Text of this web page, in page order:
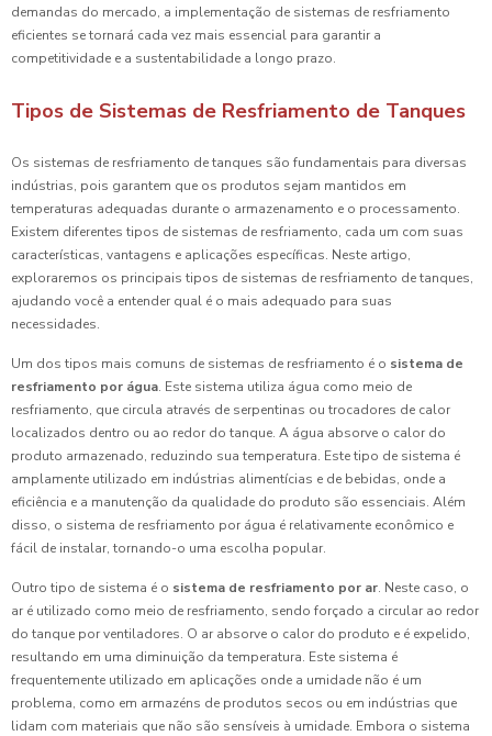
demandas do mercado, a implementação de sistemas de resfriamento
eficientes se tornará cada vez mais essencial para garantir a
competitividade e a sustentabilidade a longo prazo.
Tipos de Sistemas de Resfriamento de Tanques
Os sistemas de resfriamento de tanques são fundamentais para diversas
indústrias, pois garantem que os produtos sejam mantidos em
temperaturas adequadas durante o armazenamento e o processamento.
Existem diferentes tipos de sistemas de resfriamento, cada um com suas
características, vantagens e aplicações específicas. Neste artigo,
exploraremos os principais tipos de sistemas de resfriamento de tanques,
ajudando você a entender qual é o mais adequado para suas
necessidades.
Um dos tipos mais comuns de sistemas de resfriamento é o sistema de
resfriamento por água. Este sistema utiliza água como meio de
resfriamento, que circula através de serpentinas ou trocadores de calor
localizados dentro ou ao redor do tanque. A água absorve o calor do
produto armazenado, reduzindo sua temperatura. Este tipo de sistema é
amplamente utilizado em indústrias alimentícias e de bebidas, onde a
eficiência e a manutenção da qualidade do produto são essenciais. Além
disso, o sistema de resfriamento por água é relativamente econômico e
fácil de instalar, tornando-o uma escolha popular.
Outro tipo de sistema é o sistema de resfriamento por ar. Neste caso, o
ar é utilizado como meio de resfriamento, sendo forçado a circular ao redor
do tanque por ventiladores. O ar absorve o calor do produto e é expelido,
resultando em uma diminuição da temperatura. Este sistema é
frequentemente utilizado em aplicações onde a umidade não é um
problema, como em armazéns de produtos secos ou em indústrias que
lidam com materiais que não são sensíveis à umidade. Embora o sistema